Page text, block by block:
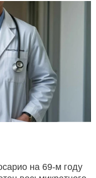
на 69-м году